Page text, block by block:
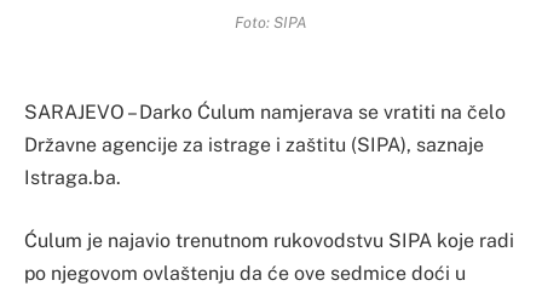
Foto: SIPA
SARAJEVO – Darko Ćulum namjerava se vratiti na čelo
Državne agencije za istrage i zaštitu (SIPA), saznaje
Istraga.ba.
Ćulum je najavio trenutnom rukovodstvu SIPA koje radi
po njegovom ovlaštenju da će ove sedmice doći u